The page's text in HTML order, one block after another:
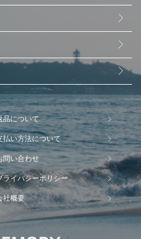
品について
払い方法について
問い合わせ
ライバシーポリシー
社概要